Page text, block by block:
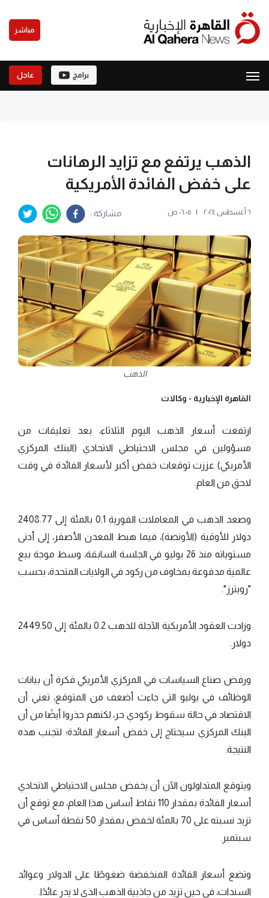
مباشر
برامج عاجل
الذهب يرتفع مع تزايد الرهانات
على خفض الفائدة الأمريكية
٦ أغسطس ٢٠٢٤ | ٠٦:٠٥ ص مشاركة :
الذهب
القاهرة الإخبارية - وكالات
ارتفعت أسعار الذهب اليوم الثلاثاء، بعد تعليقات من
مسؤولين في مجلس الاحتياطي الاتحادي (البنك المركزي
الأمريكي) عززت توقعات خفض أكبر لأسعار الفائدة في وقت
لاحق من العام.
وصعد الذهب في المعاملات الفورية 0.1 بالمئة إلى 2408.77
دولار للأوقية (الأونصة)، فيما هبط المعدن الأصفر، إلى أدنى
مستوياته منذ 26 يوليو في الجلسة السابقة، وسط موجة بيع
عالمية مدفوعة بمخاوف من ركود في الولايات المتحدة، بحسب
"رويترز".
وزادت العقود الأمريكية الآجلة للذهب 0.2 بالمئة إلى 2449.50
دولار.
ورفض صناع السياسات في المركزي الأمريكي فكرة أن بيانات
الوظائف في يوليو التي جاءت أضعف من المتوقع، تعني أن
الاقتصاد في حالة سقوط ركودي حر، لكنهم حذروا أيضًا من أن
البنك المركزي سيحتاج إلى خفض أسعار الفائدة؛ لتجنب هذه
النتيجة.
ويتوقع المتداولون الآن أن يخفض مجلس الاحتياطي الاتحادي
أسعار الفائدة بمقدار 110 نقاط أساس هذا العام، مع توقع أن
تزيد نسبته على 70 بالمئة لخفض بمقدار 50 نقطة أساس في
سبتمبر.
وتضع أسعار الفائدة المنخفضة ضغوطًا على الدولار وعوائد
السندات، في حين تزيد من جاذبية الذهب الذي لا يدر عائدًا.